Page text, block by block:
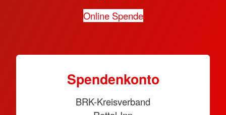
Online Spende
Spendenkonto
BRK-Kreisverband